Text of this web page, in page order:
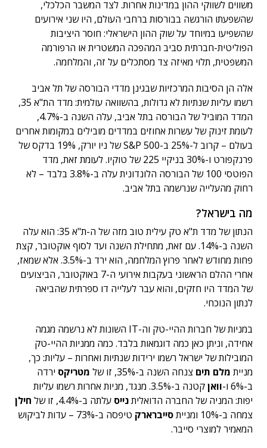
משווים לשווקי ההון במדינות אחרות. לצד המשבר הכלכלי,
שהשפעתו הורגשה בבורסות ברחבי העולם, היו שני אירועים
שהשפיעו במיוחד על שוק ההון הישראלי: חוסר היציבות
הפוליטית-חברתית סביב המהפכה המשטרית או הרפורמה
המשפטית, תלוי מאיזה צד מסתכלים על זה, והמלחמה.
אלה הן הסיבות המרכזיות שבגינן מדדי הבורסה של תל אביב
רשמו עליות שנתיות לא גדולות, בהשוואה עולמית: מדד הת"א 35,
המדד המוביל של הבורסה בתל אביב, עלה השנה ב-4.7%,
לעומת זינוק של עשרות אחוזים במדדים מובילים במקומות אחרים
בעולם – קרוב ל-25% ב-S&P 500 של ניו יורק, 19% בדקס של
פרנקפורט ו-30% בניקיי 225 של טוקיו. לעומת זאת, מדד
הפוטסי 100 של הבורסה הלונדונית עלה ב-3.8% בלבד – לא
רחוק מהעלייה שנרשמה בתל אביב.
מה בישראל?
הנתון של מדד ת"א טק עילית טוב מזה של ה-ת"א 35: הוא עלה
השנה ב-14%. עם זאת, מתחילת השנה ועד לסוף אוקטובר, קצת
פחות מחודש לאחר פרוץ המלחמה, הוא ירד ב-3.5%. אלא שמאז,
אחרי ההלם הראשוני בעקבות אירועי ה-7 באוקטובר, הביצועים
של המדד היו חזקים, והוא עבר לעלייה דו ספרתית שהביאה
לנתון הנוכחי.
במניות של חברות ההיי-טק וה-IT השונות לא נרשמה מגמה
אחידה, וניתן כאן כמה דוגמאות בלבד. כמה ממניות ההיי-טק
המובילות של ישראל רשמו ירידות שנתיות ואחרות – עליות: כך,
מניית מלם תים צנחה השנה ב-35%, זו של מטריקס ירדה
ב-6% ו-
וואן
קטנה ב-3.5%. מנגד, מניות אחרות רשמו עליות
יפות: המניה של החברה הדואליתנייס עלתה ב-4.4%, זו של
חילן
צמחה ב-10% ומניית
סייברארק
טיפסה ב-73% – עדות לביקוש
המאמיר למוצרי סייבר.